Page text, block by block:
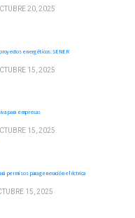
20, 2025
energéticos: SENER
15, 2025
para empresas
15, 2025
permisos para generación eléctrica
15, 2025